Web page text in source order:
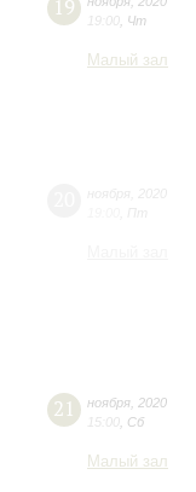
19
19:00 Чт
Малый зал
21 ноября 2020
15:00 Сб
Малый зал